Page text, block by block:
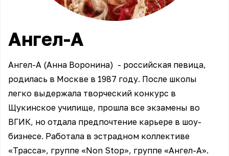
Ангел-А
Ангел-А (Анна Воронина) - российская певица,
родилась в Москве в 1987 году. После школы
легко выдержала творческий конкурс в
Щукинское училище, прошла все экзамены во
ВГИК, но отдала предпочтение карьере в шоу-
бизнесе. Работала в эстрадном коллективе
«Трасса», группе «Non Stop», группе «Ангел-А».